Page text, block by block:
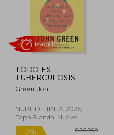
10%
TODO ES
TUBERCULOSIS
Green, John
NUBE DE TINTA, 2026,
Tapa Blanda, Nuevo